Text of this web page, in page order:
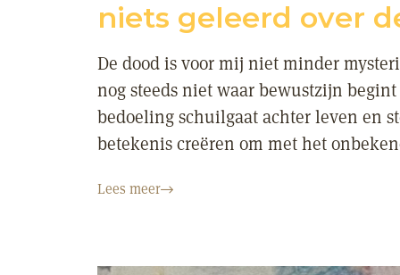
niets geleerd over
De dood is voor mij niet minder
nog steeds niet waar bewustzijn
bedoeling schuilgaat achter leven en
betekenis creëren om met het
Lees meer